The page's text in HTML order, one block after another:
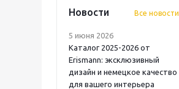
Новости Все новости
5 июня 2026
Каталог 2025-2026 от
Erismann: эксклюзивный
дизайн и немецкое качество
для вашего интерьера